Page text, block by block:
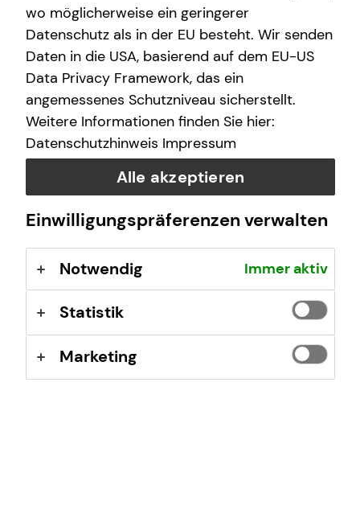
E-Mail
Nachricht
Ich habe die Informationen zumDatenschutz
gelesen
und bin damit einverstanden.
Ich bin damit einverstanden, dass mich tecis bzw.
selbstständige Vertriebspartner von tecis aufgrund
meiner obigen Anfrage kontaktieren dürfen. Diese
Fax, E-Mail) ohne Angaben von Gründen bei der
Firma tecis Finanzdienstleistungen AG, Alter
wo möglicherweise ein geringerer
Datenschutz als in der EU besteht. Wir senden
Daten in die USA, basierend auf dem EU-US
Data Privacy Framework, das ein
angemessenes Schutzniveau sicherstellt.
Weitere Informationen finden Sie hier:
Datenschutzhinweis Impressum
Alle akzeptieren
Einwilligungspräferenzen verwalten
Notwendig Immer aktiv
Statistik
Marketing